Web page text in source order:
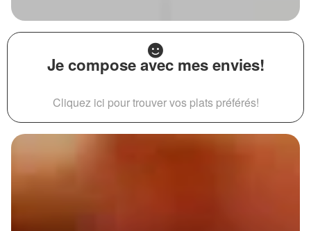
Je compose avec mes envies!
Cliquez ici pour trouver vos plats préférés!